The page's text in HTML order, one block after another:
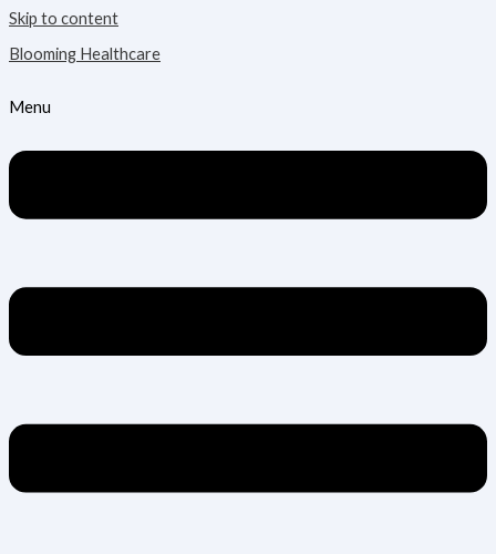
Skip to content
Blooming Healthcare
Menu